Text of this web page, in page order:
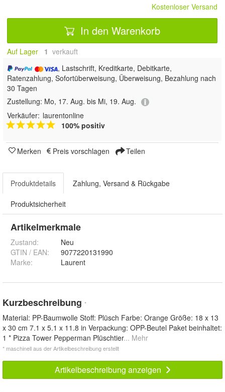
Kostenloser Versand
In den Warenkorb
Auf Lager 1 verkauft
, Lastschrift, Kreditkarte, Debitkarte,
Ratenzahlung, Sofortüberweisung, Überweisung, Bezahlung nach
30 Tagen
Zustellung: Mo, 17. Aug. bis Mi, 19. Aug.
Verkäufer: laurentonline
100% positiv
Merken Preis vorschlagen Teilen
Produktdetails Zahlung, Versand & Rückgabe
Produktsicherheit
Artikelmerkmale
Zustand:
Neu
GTIN / EAN:
9077220131990
Marke:
Laurent
Kurzbeschreibung *
Material: PP-Baumwolle Stoff: Plüsch Farbe: Orange Größe: 18 x 13
x 30 cm 7.1 x 5.1 x 11.8 in Verpackung: OPP-Beutel Paket beinhaltet:
1 * Pizza Tower Pepperman Plüschtier... Mehr
* maschinell aus der Artikelbeschreibung erstellt
Artikelbeschreibung anzeigen